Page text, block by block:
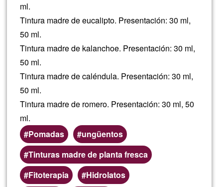
ml.
Tintura madre de eucalipto. Presentación: 30 ml,
50 ml.
Tintura madre de kalanchoe. Presentación: 30 ml,
50 ml.
Tintura madre de caléndula. Presentación: 30 ml,
50 ml.
Tintura madre de romero. Presentación: 30 ml, 50
ml.
Pomadas
ungüentos
Tinturas madre de planta fresca
Fitoterapia
Hidrolatos